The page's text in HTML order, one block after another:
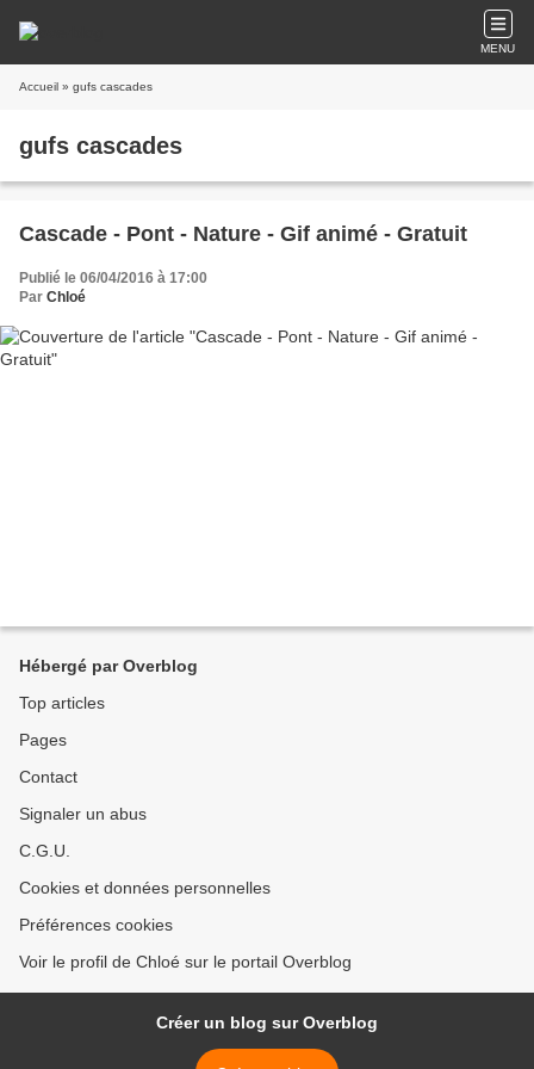
MENU
Accueil » gufs cascades
gufs cascades
Cascade - Pont - Nature - Gif animé - Gratuit
Publié le 06/04/2016 à 17:00
Par Chloé
Hébergé par Overblog
Top articles
Pages
Contact
Signaler un abus
C.G.U.
Cookies et données personnelles
Préférences cookies
Voir le profil de Chloé sur le portail Overblog
Créer un blog sur Overblog